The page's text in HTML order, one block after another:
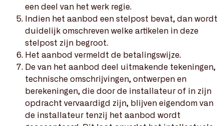
een deel van het werk regie.
Indien het aanbod een stelpost bevat, dan wordt
duidelijk omschreven welke artikelen in deze
stelpost zijn begroot.
Het aanbod vermeldt de betalingswijze.
De van het aanbod deel uitmakende tekeningen,
technische omschrijvingen, ontwerpen en
berekeningen, die door de installateur of in zijn
opdracht vervaardigd zijn, blijven eigendom van
de installateur tenzij het aanbod wordt